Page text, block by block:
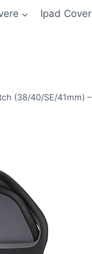
Ipad
(38/40/SE/41mm)